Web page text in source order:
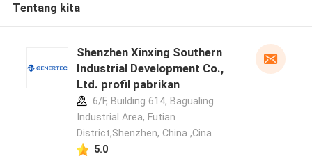
Tentang kita
Shenzhen Xinxing Southern
Industrial Development Co.,
Ltd. profil pabrikan
6/F, Building 614, Bagualing
Industrial Area, Futian
District,Shenzhen, China ,Cina
5.0